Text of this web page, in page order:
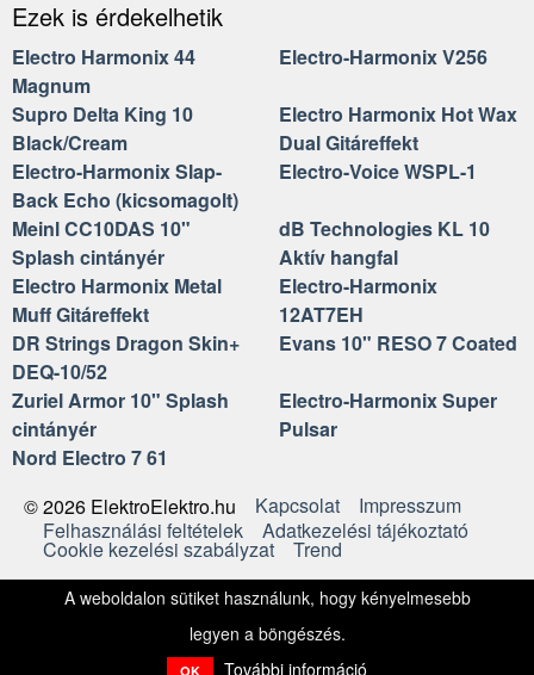
Ezek is érdekelhetik
Electro Harmonix 44
Magnum
Electro-Harmonix V256
Supro Delta King 10
Black/Cream
Electro Harmonix Hot Wax
Dual Gitáreffekt
Electro-Harmonix Slap-
Back Echo (kicsomagolt)
Electro-Voice WSPL-1
Meinl CC10DAS 10"
Splash cintányér
dB Technologies KL 10
Aktív hangfal
Electro Harmonix Metal
Muff Gitáreffekt
Electro-Harmonix
12AT7EH
DR Strings Dragon Skin+
DEQ-10/52
Evans 10" RESO 7 Coated
Zuriel Armor 10" Splash
cintányér
Electro-Harmonix Super
Pulsar
Nord Electro 7 61
© 2026 ElektroElektro.hu
Kapcsolat
Impresszum
Felhasználási feltételek
Adatkezelési tájékoztató
Cookie kezelési szabályzat Trend
A weboldalon sütiket használunk, hogy kényelmesebb
legyen a böngészés.
OK További információ